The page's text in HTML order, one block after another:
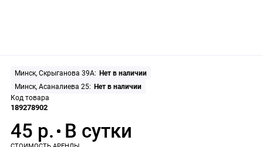
Минск, Скрыганова 39А: Нет в наличии
Минск, Асаналиева 25: Нет в наличии
Код товара
189278902
45 р.